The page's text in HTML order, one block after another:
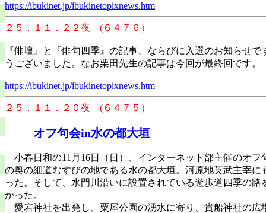
https://ibukinet.jp/ibukinetopixnews.htm
２５．１１．２２夜 (６４７６）
『俳壇』と『俳句四季』の記事、ならびに入選のお知らせ
うございました。なお栗田先生の記事は今回が最終回です。
https://ibukinet.jp/ibukinetopixnews.htm
２５．１１．２０夜 (６４７５）
オフ句会in水の都大垣
小春日和の11 月 16日（日）、インターネット部主催のオ
の奥の細道むすびの地である水の都大垣。河原地英武主宰に
った。そして、水門川沿いに設置されている遊歩道四季の
かった。
愛宕神社を出発し、粟屋公園の湧水に寄り、貴船神社の広